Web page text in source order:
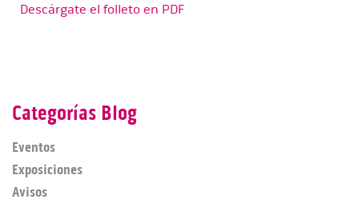
Descárgate el folleto en PDF
Categorías Blog
Eventos
Exposiciones
Avisos